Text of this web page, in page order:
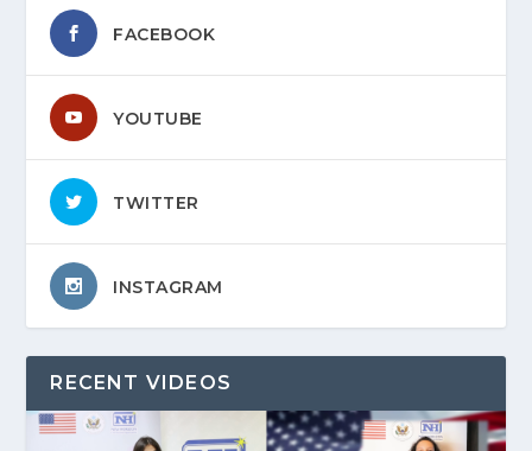
FACEBOOK
YOUTUBE
TWITTER
INSTAGRAM
RECENT VIDEOS